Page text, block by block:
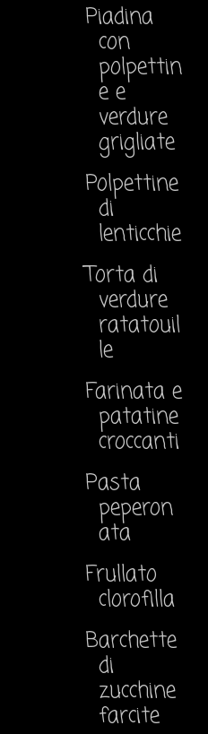
Piadina
con
polpettin
e e
verdure
grigliate
Polpettine
di
lenticchie
Torta di
verdure
ratatouil
le
Farinata e
patatine
croccanti
Pasta
peperon
ata
Frullato
clorofilla
Barchette
di
zucchine
farcite